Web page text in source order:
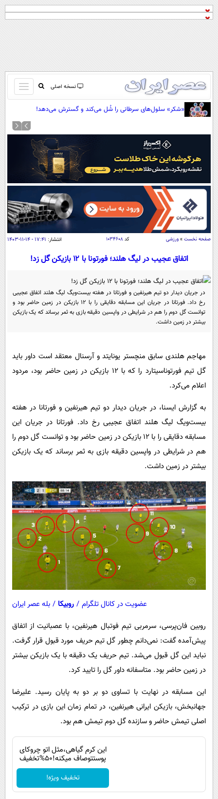
نسخه اصلی
باز
و
کردن
صفحه اول
آرشیو
نظرسنجی
آب و هوا
اوقات شرعی
سواد زندگی
اقتصاد
اقتصادی
جامعه
حوادث
سلامت
سفر و تفریح
بین الملل
سیاست خارجی
فرهنگ و هنر
علمی
اخبار کریپتو
گوناگون
سرگرمی
مجله تصویری سلاح
فیلم
ورزش
سیاست
سرگرمی
حوادث
محیط زیست
سلامت
فرهنگی
بین الملل
حیات وحش
سیاست خارجی
خواندنی ها و دیدنی ها
داستان کوتاه
پیامک
دانلود
آموزش زبان
«شکر» سلول‌های سرطانی را شُل می‌کند و گسترش می‌دهد!
صفحه نخست » ورزشی کد۱۰۳۴۶۰۸ انتشار: ۱۷:۴۱ - ۱۴-۱۱-۱۴۰۳
اتفاق عجیب در لیگ هلند؛ فورتونا با ۱۲ بازیکن گل زد!
در جریان دیدار دو تیم هیرنفین و فورتانا در هفته بیست‌ویگ لیگ هلند اتفاق عجیبی
رخ داد. فورتانا در جریان این مسابقه دقایقی را با ۱۲ بازیکن در زمین حاضر بود و
توانست گل دوم را هم در شرایطی در واپسین دقیقه بازی به ثمر برساند که یک بازیکن
بیشتر در زمین داشت.
مهاجم هلندی سابق منچستر یونایتد و آرسنال معتقد است داور باید
گل تیم فورتوناسیتارد را که با ۱۲ بازیکن در زمین حاضر بود، مردود
اعلام می‌کرد.
به گزارش ایسنا، در جریان دیدار دو تیم هیرنفین و فورتانا در هفته
بیست‌ویگ لیگ هلند اتفاق عجیبی رخ داد. فورتانا در جریان این
مسابقه دقایقی را با ۱۲ بازیکن در زمین حاضر بود و توانست گل دوم را
هم در شرایطی در واپسین دقیقه بازی به ثمر برساند که یک بازیکن
بیشتر در زمین داشت.
عضویت در کانال تلگرام / روبیکا / بله عصر ایران
روبین فان‌پرسی، سرمربی تیم فوتبال هیرنفین، با عصبانیت از اتفاق
پیش‌آمده گفت: نمی‌دانم چطور گل تیم حریف مورد قبول قرار گرفت.
نباید این گل قبول می‌شد. تیم حریف یک دقیقه با یک بازیکن بیشتر
در زمین حاضر بود. متاسفانه داور گل را تایید کرد.
این مسابقه در نهایت با تساوی دو بر دو به پایان رسید. علیرضا
جهانبخش، بازیکن ایرانی هیرنفین، در تمام زمان این بازی در ترکیب
اصلی تیمش حاضر و سازنده گل دوم تیمش هم بود.
این کرم گیاهی،مثل اتو چروکای
پوستتوصاف میکنه!50%تخفیف
تخفیف ویژه!